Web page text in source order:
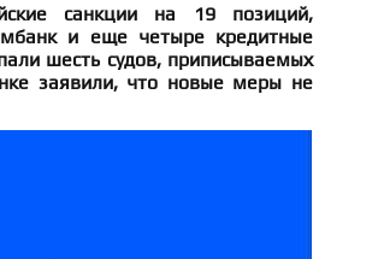
санкции на 19 позиций,
и еще четыре кредитные
шесть судов, приписываемых
заявили, что новые меры не